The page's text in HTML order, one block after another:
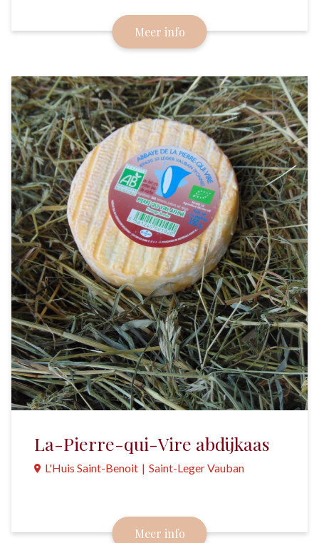
hun geheime recept deelden met de boeren is deze
kaas blijven bestaan. Hij werd in 2023 verkozen tot
de beste kaas ter wereld.
Meer info
La-Pierre-qui-Vire abdijkaas
L'Huis Saint-Benoit | Saint-Leger Vauban
gemaakt door een biologisch boerenbedrijf.
Meer info